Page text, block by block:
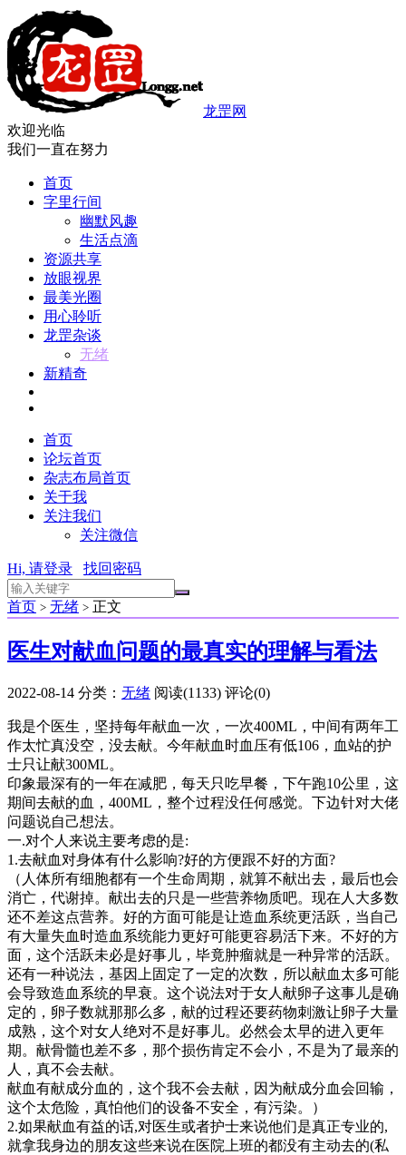
龙罡网
欢迎光临
我们一直在努力
首页
字里行间
幽默风趣
生活点滴
资源共享
放眼视界
最美光圈
用心聆听
龙罡杂谈
无绪
新精奇
首页
论坛首页
杂志布局首页
关于我
关注我们
关注微信
Hi, 请登录 找回密码
首页 > 无绪 > 正文
医生对献血问题的最真实的理解与看法
2022-08-14 分类： 无绪 阅读(1133) 评论(0)
我是个医生，坚持每年献血一次，一次400ML，中间有两年工
作太忙真没空，没去献。今年献血时血压有低106，血站的护
士只让献300ML。
印象最深有的一年在减肥，每天只吃早餐，下午跑10公里，这
期间去献的血，400ML，整个过程没任何感觉。下边针对大佬
问题说自己想法。
一.对个人来说主要考虑的是:
1.去献血对身体有什么影响?好的方便跟不好的方面?
（人体所有细胞都有一个生命周期，就算不献出去，最后也会
消亡，代谢掉。献出去的只是一些营养物质吧。现在人大多数
还不差这点营养。好的方面可能是让造血系统更活跃，当自己
有大量失血时造血系统能力更好可能更容易活下来。不好的方
面，这个活跃未必是好事儿，毕竟肿瘤就是一种异常的活跃。
还有一种说法，基因上固定了一定的次数，所以献血太多可能
会导致造血系统的早衰。这个说法对于女人献卵子这事儿是确
定的，卵子数就那那么多，献的过程还要药物刺激让卵子大量
成熟，这个对女人绝对不是好事儿。必然会太早的进入更年
期。献骨髓也差不多，那个损伤肯定不会小，不是为了最亲的
人，真不会去献。
献血有献成分血的，这个我不会去献，因为献成分血会回输，
这个太危险，真怕他们的设备不安全，有污染。）
2.如果献血有益的话,对医生或者护士来说他们是真正专业的,
就拿我身边的朋友这些来说在医院上班的都没有主动去的(私